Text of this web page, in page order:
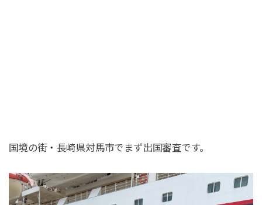
国境の街・長崎県対馬市でまず出国審査です。